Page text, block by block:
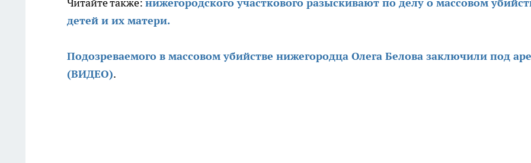
детей и их матери.
Подозреваемого в массовом убийстве нижегородца Олега Белова заключили под
(ВИДЕО).